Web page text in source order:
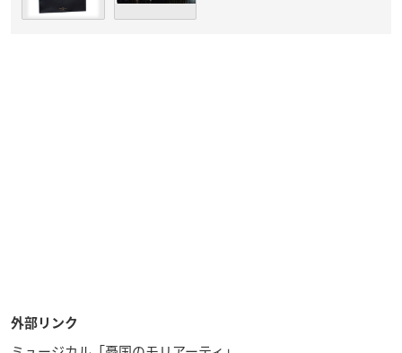
外部リンク